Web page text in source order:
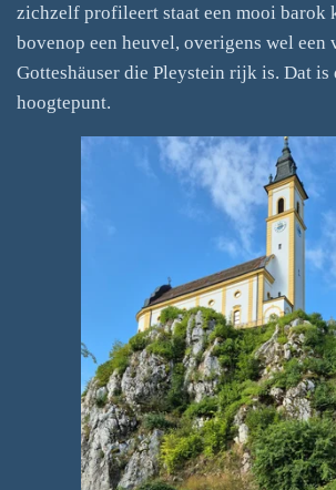
zichzelf profileert staat een mooi barok
bovenop een heuvel, overigens wel een
Gotteshäuser die Pleystein rijk is. Dat is
hoogtepunt.